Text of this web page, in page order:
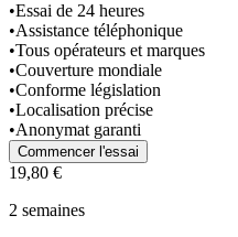
•Essai de 24 heures
•Assistance téléphonique
•Tous opérateurs et marques
•Couverture mondiale
•Conforme législation
•Localisation précise
•Anonymat garanti
Commencer l'essai
19,80 €
2 semaines